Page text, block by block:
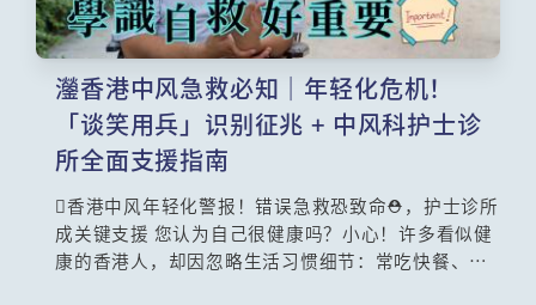
灐香港中风急救必知｜年轻化危机！
「谈笑用兵」识别征兆 + 中风科护士诊
所全面支援指南
香港中风年轻化警报！错误急救恐致命⛑️，护士诊所
成关键支援 您认为自己很健康吗？小心！许多看似健
康的香港人，却因忽略生活习惯细节：常吃快餐、狂